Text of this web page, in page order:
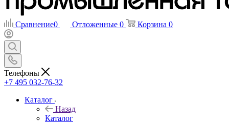
Сравнение0 Отложенные 0 Корзина 0
Телефоны
+7 495 032-76-32
Каталог
Назад
Каталог